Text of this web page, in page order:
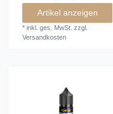
Artikel anzeigen
*inkl. ges. MwSt. zzgl.
Versandkosten